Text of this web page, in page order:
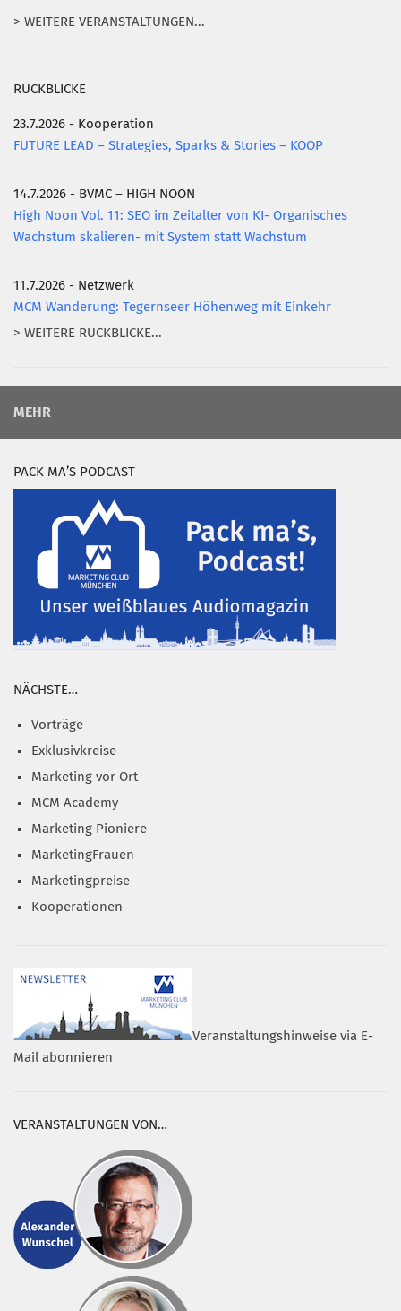
> WEITERE VERANSTALTUNGEN...
RÜCKBLICKE
23.7.2026 - Kooperation
FUTURE LEAD – Strategies, Sparks & Stories – KOOP
14.7.2026 - BVMC – HIGH NOON
High Noon Vol. 11: SEO im Zeitalter von KI- Organisches
Wachstum skalieren- mit System statt Wachstum
11.7.2026 - Netzwerk
MCM Wanderung: Tegernseer Höhenweg mit Einkehr
> WEITERE RÜCKBLICKE...
MEHR
PACK MA’S PODCAST
NÄCHSTE…
Vorträge
Exklusivkreise
Marketing vor Ort
MCM Academy
Marketing Pioniere
MarketingFrauen
Marketingpreise
Kooperationen
Veranstaltungshinweise via E-
Mail abonnieren
VERANSTALTUNGEN VON…